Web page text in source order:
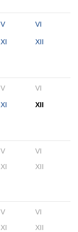
V VI
XI XII
V VI
XI XII
V
VI
XI XII
V
VI
XI XII